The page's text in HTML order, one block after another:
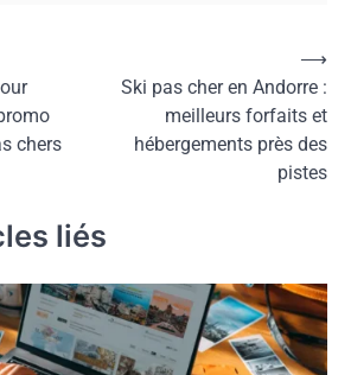
chers
Ski pas cher en Andorre :
meilleurs forfaits et
hébergements près des
pistes
⟶
liés